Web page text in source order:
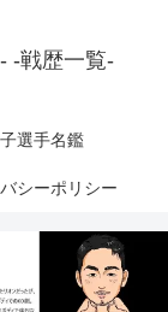
-戦歴一覧-
選手名鑑
シーポリシー